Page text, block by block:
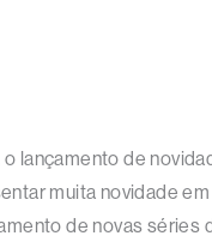
lançamento de
muita novidade
de novas séries